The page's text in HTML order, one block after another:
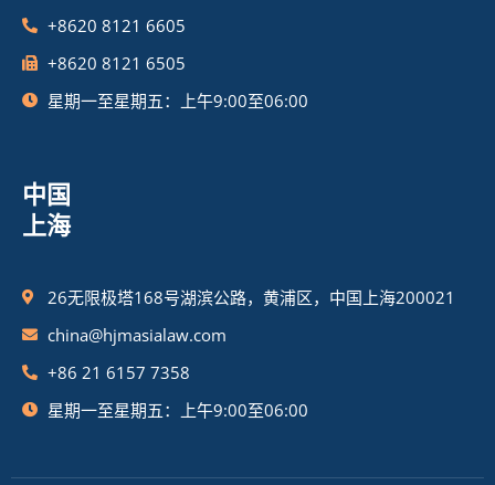
+8620 8121 6605
+8620 8121 6505
星期一至星期五：上午9:00至06:00
中国
上海
26无限极塔168号湖滨公路，黄浦区，中国上海200021
china@hjmasialaw.com
+86 21 6157 7358
星期一至星期五：上午9:00至06:00